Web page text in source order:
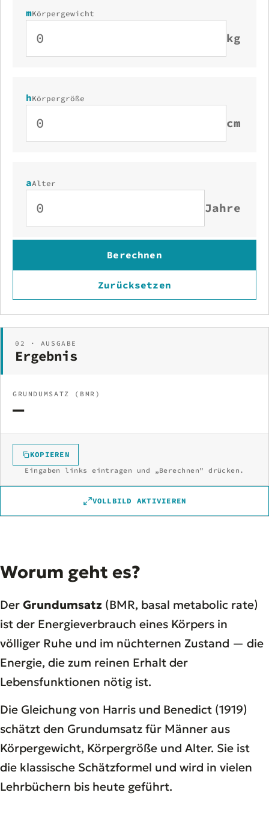
mKörpergewicht
kg
hKörpergröße
cm
aAlter
Jahre
Berechnen
Zurücksetzen
02 · AUSGABE
Ergebnis
GRUNDUMSATZ (BMR)
—
KOPIEREN
Eingaben links eintragen und „Berechnen" drücken.
VOLLBILD AKTIVIEREN
Worum geht es?
Der Grundumsatz (BMR, basal metabolic rate)
ist der Energieverbrauch eines Körpers in
völliger Ruhe und im nüchternen Zustand — die
Energie, die zum reinen Erhalt der
Lebensfunktionen nötig ist.
Die Gleichung von Harris und Benedict (1919)
schätzt den Grundumsatz für Männer aus
Körpergewicht, Körpergröße und Alter. Sie ist
die klassische Schätzformel und wird in vielen
Lehrbüchern bis heute geführt.